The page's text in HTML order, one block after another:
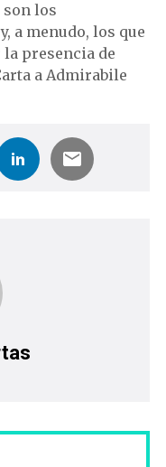
son los
a menudo, los que
la presencia de
a Admirabile